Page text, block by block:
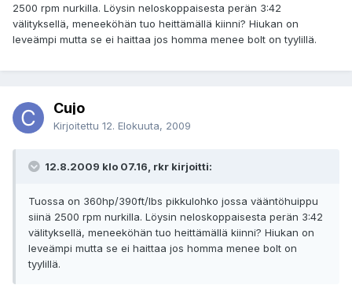
2500 rpm nurkilla. Löysin neloskoppaisesta perän 3:42
välityksellä, meneeköhän tuo heittämällä kiinni? Hiukan on
leveämpi mutta se ei haittaa jos homma menee bolt on tyylillä.
Cujo
Kirjoitettu 12. Elokuuta, 2009
12.8.2009 klo 07.16, rkr kirjoitti:
Tuossa on 360hp/390ft/lbs pikkulohko jossa vääntöhuippu
siinä 2500 rpm nurkilla. Löysin neloskoppaisesta perän 3:42
välityksellä, meneeköhän tuo heittämällä kiinni? Hiukan on
leveämpi mutta se ei haittaa jos homma menee bolt on
tyylillä.